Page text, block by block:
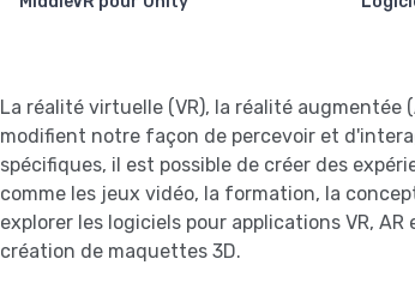
La réalité virtuelle (VR), la réalité
modifient notre façon de percevoir et
spécifiques, il est possible de créer des
comme les jeux vidéo, la formation, la
explorer les logiciels pour applications VR,
création de maquettes 3D.